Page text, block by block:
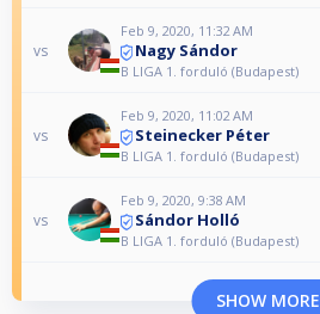
vs
Feb 9, 2020, 11:32 AM
Nagy Sándor
B LIGA 1. forduló (Budapest)
vs
Feb 9, 2020, 11:02 AM
Steinecker Péter
B LIGA 1. forduló (Budapest)
vs
Feb 9, 2020, 9:38 AM
Sándor Holló
B LIGA 1. forduló (Budapest)
SHOW MORE